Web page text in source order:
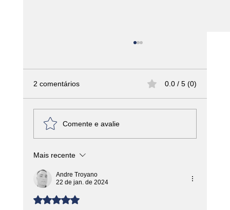
Estratégico no Mercado de Alimentos e
Bebidas
2 comentários 0.0 / 5 (0)
Comente e avalie
Mais recente
Andre Troyano
22 de jan. de 2024
Avaliado com 5 de 5 estrelas.